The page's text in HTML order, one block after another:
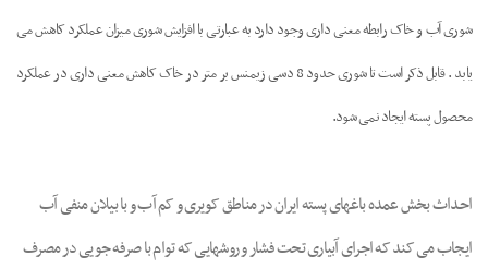
شوری آب و خاک رابطه معنی داری وجود دارد به عبارتی با افزایش شوری میزان عملکرد کاهش می
یابد . قابل ذکر است تا شوری حدود 8 دسی زیمنس بر متر در خاک کاهش معنی داری در عملکرد
محصول پسته ایجاد نمی شود.
احداث بخش عمده باغهای پسته ایران در مناطق کویری و کم آب و با بیلان منفی آب
ایجاب می کند که اجرای آبیاری تحت فشار و روشهایی که توام با صرفه جویی در مصرف